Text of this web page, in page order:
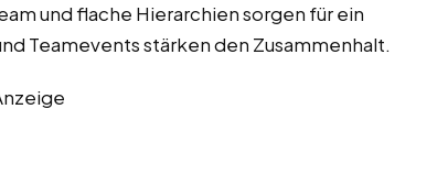
und flache Hierarchien sorgen für ein
Teamevents stärken den Zusammenhalt.